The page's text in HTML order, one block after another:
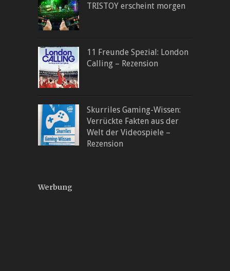
TRISTOY erscheint morgen
11 Freunde Spezial: London
Calling – Rezension
Skurriles Gaming-Wissen:
Verrückte Fakten aus der
Welt der Videospiele –
Rezension
Werbung